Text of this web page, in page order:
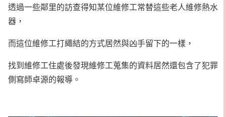
透過一些鄰里的訪查得知某位維修工常替這些老人維修熱水
器，
而這位維修工打繩結的方式居然與凶手留下的一樣，
找到維修工住處後發現維修工蒐集的資料居然還包含了犯罪
側寫師卓源的報導。